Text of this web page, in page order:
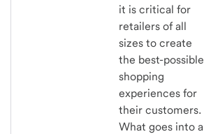
it is critical for
retailers of all
sizes to create
the best-possible
shopping
experiences for
their customers.
What goes into a